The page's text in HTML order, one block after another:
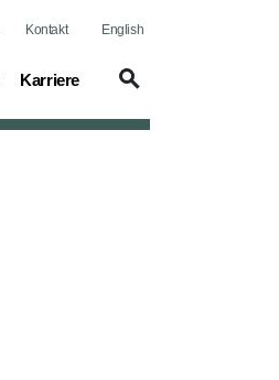
Kontakt English
Karriere
(current)